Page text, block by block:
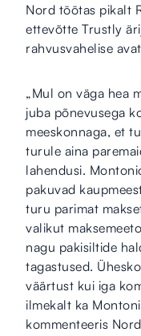
Nord töötas pikalt
ettevõtte Trustly
rahvusvahelise
„Mul on väga hea
juba põnevusega
meeskonnaga, et
turule aina
lahendusi.
pakuvad
turu parimat
valikut
nagu pakisiltide
tagastused.
väärtust kui iga
ilmekalt ka
kommenteeris